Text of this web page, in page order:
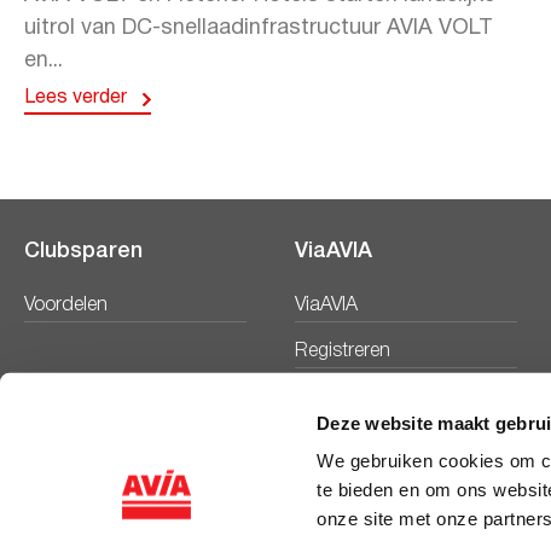
Deze website maakt
We gebruiken cookies om
te bieden en om ons
onze site met onze
uitrol van DC-snellaadinfrastructuur AVIA VOLT
en...
Lees verder
Clubsparen
Voordelen
ViaAVIA
ViaAVIA
Registreren